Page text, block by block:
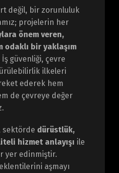
değil, bir zorunluluk
projelerin her
önem veren,
odaklı bir yaklaşım
güvenliği, çevre
ilkeleri
ederek hem
de çevreye değer
sektörde dürüstlük,
hizmet anlayışı ile
yer edinmiştir.
aşmayı